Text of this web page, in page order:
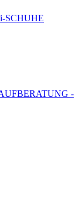
SCHUHE
-